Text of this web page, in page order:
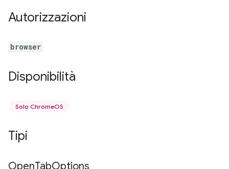
Autorizzazioni
browser
Disponibilità
Solo ChromeOS
Tipi
OpenTabOptions